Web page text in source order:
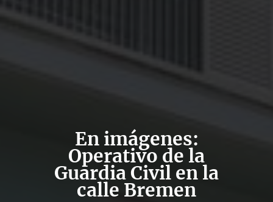
En imágenes:
Operativo de la
Guardia Civil en la
calle Bremen